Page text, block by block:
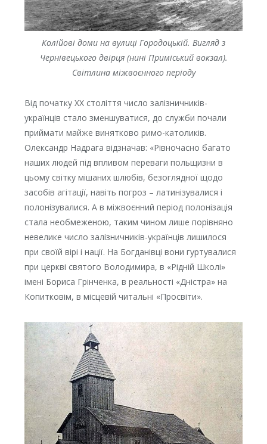
Колійові доми на вулиці Городоцькій. Вигляд з
Чернівецького двірця (нині Приміський вокзал).
Світлина міжвоєнного періоду
Від початку XX століття число залізничників-
українців стало зменшуватися, до служби почали
приймати майже винятково римо-католиків.
Олександр Надрага відзначав: «Рівночасно багато
наших людей під впливом переваги польщизни в
цьому світку мішаних шлюбів, безоглядної щодо
засобів агітації, навіть погроз – латинізувалися і
полонізувалися. А в міжвоєнний період полонізація
стала необмеженою, таким чином лише порівняно
невелике число залізничників-українців лишилося
при своїй вірі і нації. На Богданівці вони гуртувалися
при церкві святого Володимира, в «Рідній Школі»
імені Бориса Грінченка, в реальності «Дністра» на
Копитковім, в місцевій читальні «Просвіти».